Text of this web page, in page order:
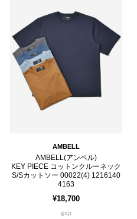
AMBELL
AMBELL(アンベル)
KEY PIECE コットンクルーネック
S/Sカットソー 00022(4) 1216140
4163
¥18,700
guji